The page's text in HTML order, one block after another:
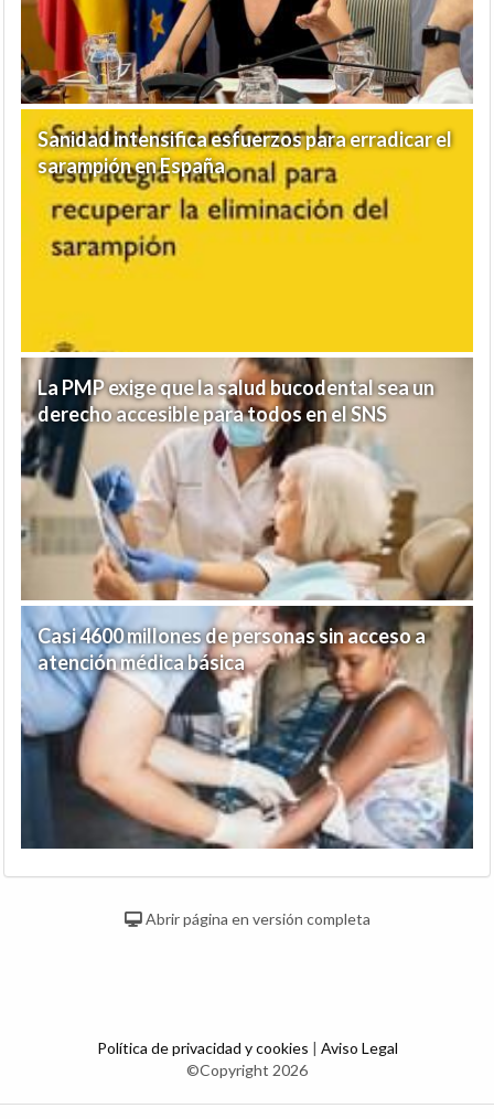
Sanidad intensifica esfuerzos para erradicar el
sarampión en España
La PMP exige que la salud bucodental sea un
derecho accesible para todos en el SNS
Casi 4600 millones de personas sin acceso a
atención médica básica
Abrir página en versión completa
Política de privacidad y cookies | Aviso Legal
©Copyright 2026